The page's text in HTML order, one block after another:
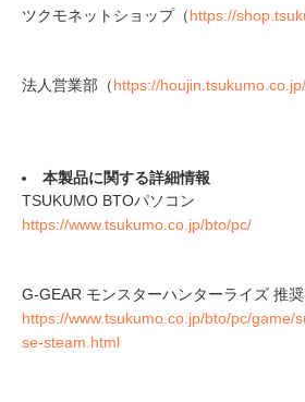
ツクモネットショップ（https://
法人営業部（https://houjin.tsukumo.co.jp/
本製品に関する詳細情報
TSUKUMO BTOパソコン
https://www.tsukumo.co.jp/bto/pc/
G-GEAR モンスターハンターライズ 推
https://www.tsukumo.co.jp/bto/pc/game/
se-steam.html